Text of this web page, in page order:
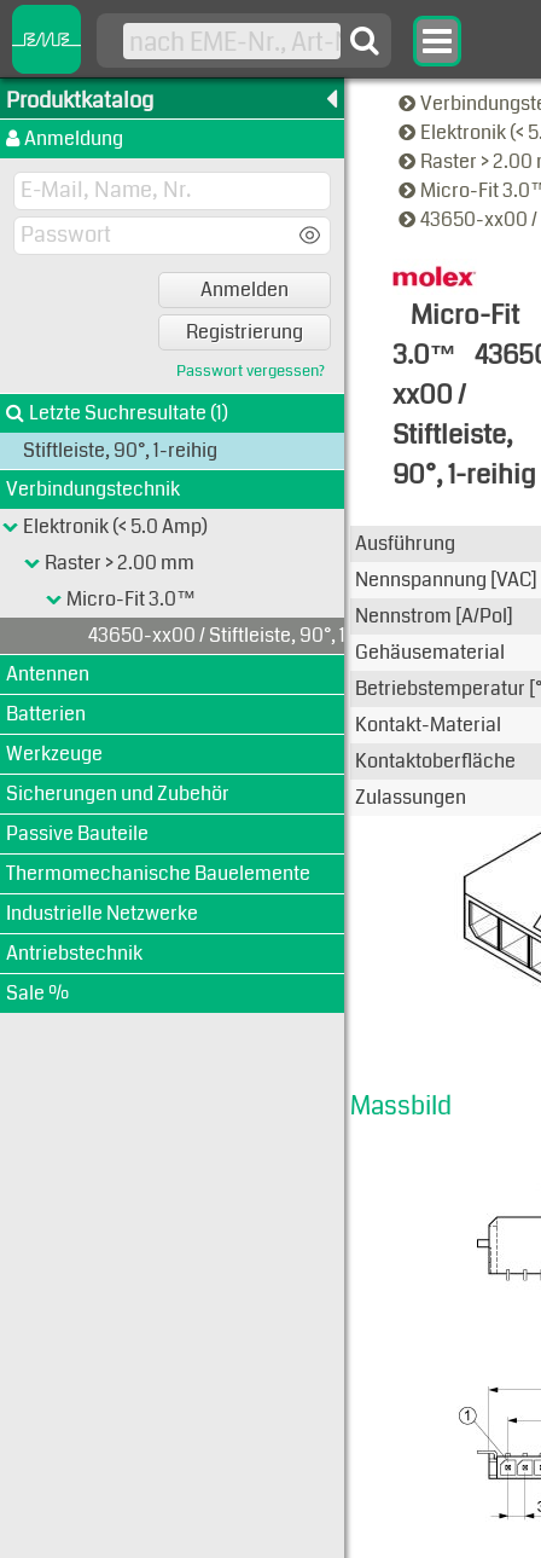
Produktkatalog
Anmeldung
Anmelden
Registrierung
Passwort vergessen?
Letzte Suchresultate (1)
Stiftleiste, 90°, 1-reihig
Verbindungstechnik
Elektronik (< 5.0 Amp)
Raster > 2.00 mm
Micro-Fit 3.0™
43650-xx00 / Stiftleiste, 90°, 1-reihig
Antennen
Batterien
Werkzeuge
Sicherungen und Zubehör
Passive Bauteile
Thermomechanische Bauelemente
Industrielle Netzwerke
Antriebstechnik
Sale %
Elektronik (<
Raster >
Micro-Fit
43650-xx00 /
Micro-Fit
3.0™
xx00 /
Stiftleiste,
90°, 1-reihig
Typen-
Ausführung
Nennspannung [VAC]
Nennstrom [A/Pol]
Gehäusematerial
Betriebstemperatur
Kontakt-Material
Kontaktoberfläche
Zulassungen
Massbild